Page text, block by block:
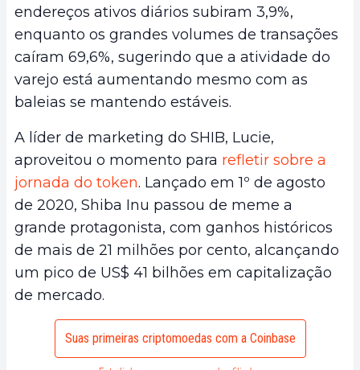
endereços ativos diários subiram 3,9%,
enquanto os grandes volumes de transações
caíram 69,6%, sugerindo que a atividade do
varejo está aumentando mesmo com as
baleias se mantendo estáveis.
A líder de marketing do SHIB, Lucie,
aproveitou o momento para refletir sobre a
jornada do token. Lançado em 1º de agosto
de 2020, Shiba Inu passou de meme a
grande protagonista, com ganhos históricos
de mais de 21 milhões por cento, alcançando
um pico de US$ 41 bilhões em capitalização
de mercado.
Suas primeiras criptomoedas com a Coinbase